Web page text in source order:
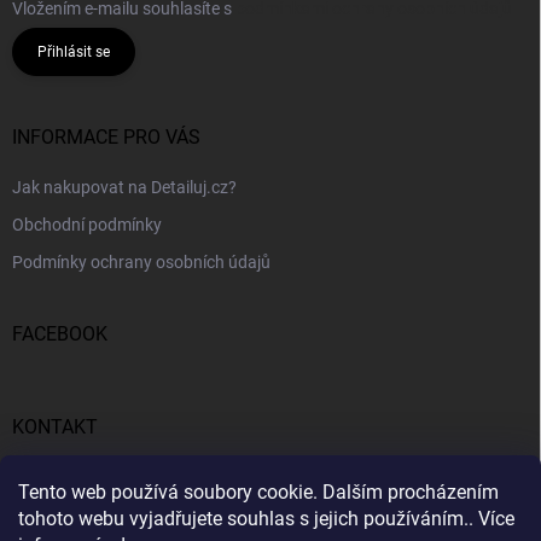
Tento web používá soubory cookie. Dalším procházením
tohoto webu vyjadřujete souhlas s jejich používáním.. Více
Vložením e-mailu souhlasíte s
Přihlásit se
INFORMACE PRO VÁS
Jak nakupovat na Detailuj.cz?
Obchodní podmínky
Podmínky ochrany osobních údajů
FACEBOOK
KONTAKT
gunar detailuj.cz
770192683